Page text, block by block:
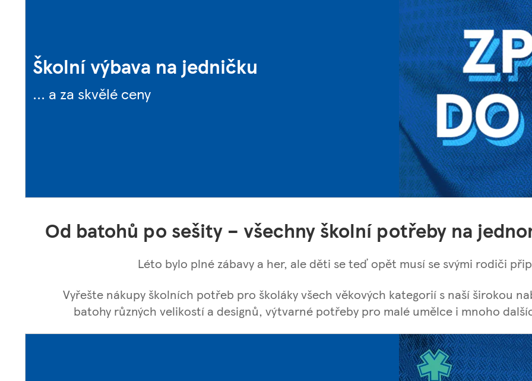
Školní výbava na jedničku
... a za skvělé ceny
Od batohů po sešity – všechny školní potřeby na
Léto bylo plné zábavy a her, ale děti se teď opět musí se svými rodiči
Vyřešte nákupy školních potřeb pro školáky všech věkových kategorií s naší širokou
batohy různých velikostí a designů, výtvarné potřeby pro malé umělce i mnoho